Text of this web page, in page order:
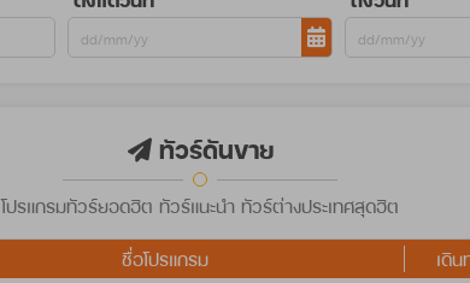
ทัวร์ดันขาย
โปรแกรมทัวร์ยอดฮิต ทัวร์แนะนำ ทัวร์ต่างประเทศสุดฮิต
ชื่อโปรแกรม เดิน